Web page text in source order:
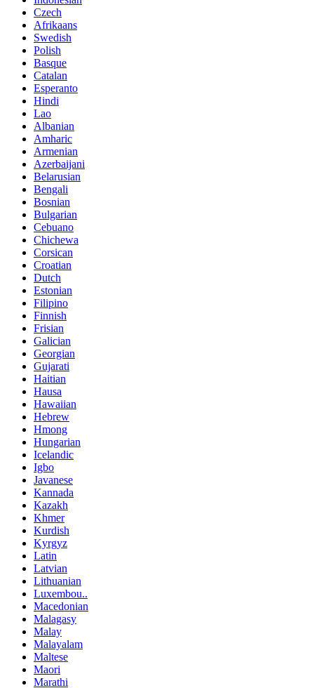
Czech
Afrikaans
Swedish
Polish
Basque
Catalan
Esperanto
Hindi
Lao
Albanian
Amharic
Armenian
Azerbaijani
Belarusian
Bengali
Bosnian
Bulgarian
Cebuano
Chichewa
Corsican
Croatian
Dutch
Estonian
Filipino
Finnish
Frisian
Galician
Georgian
Gujarati
Haitian
Hausa
Hawaiian
Hebrew
Hmong
Hungarian
Icelandic
Igbo
Javanese
Kannada
Kazakh
Khmer
Kurdish
Kyrgyz
Latin
Latvian
Lithuanian
Luxembou..
Macedonian
Malagasy
Malay
Malayalam
Maltese
Maori
Marathi